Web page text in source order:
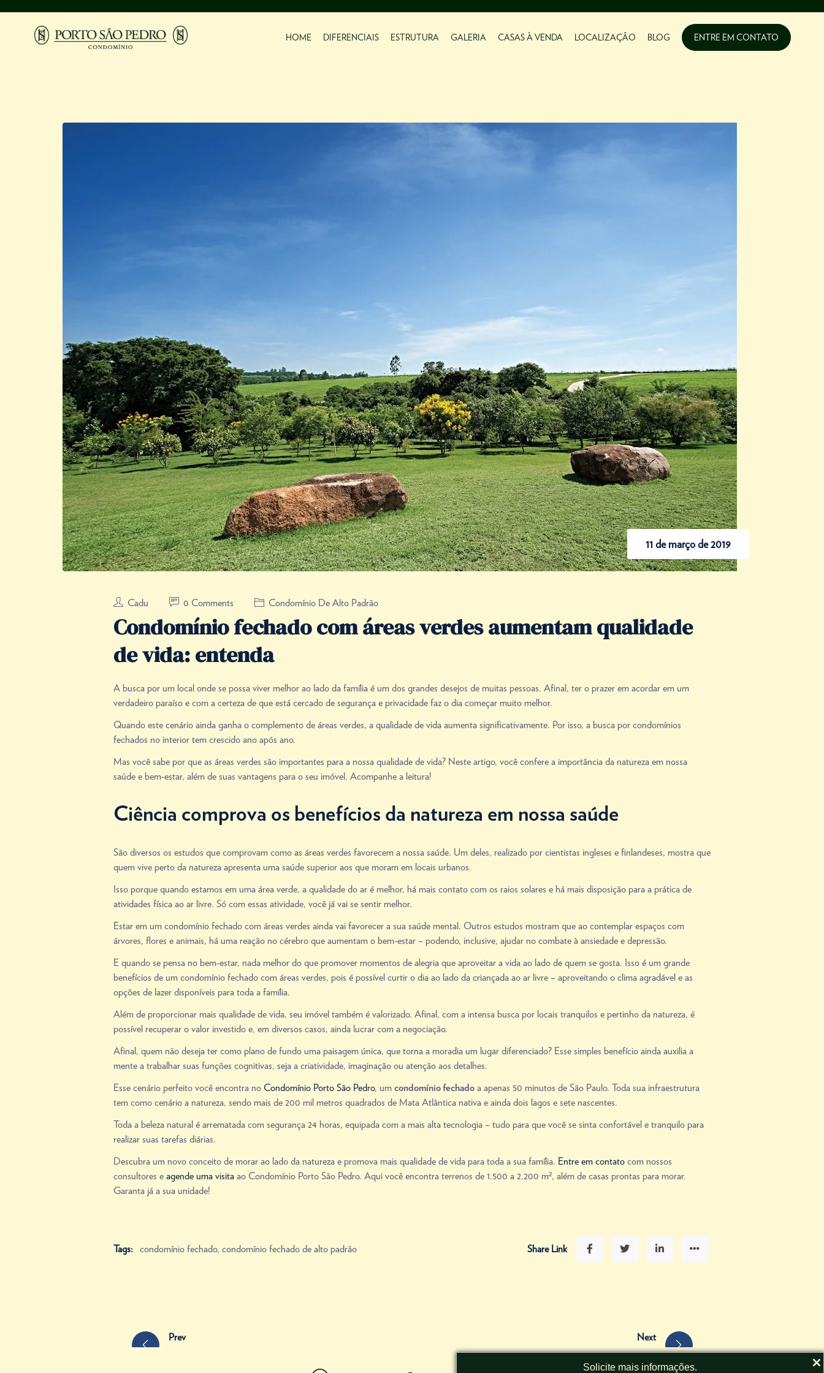
Solicite mais informações.
HOME DIFERENCIAIS ESTRUTURA GALERIA CASAS À VENDA LOCALIZAÇÃO BLOG ENTRE EM CONTATO
11 de março de 2019
Cadu 0 Comments Condomínio De Alto Padrão
Condomínio fechado com áreas verdes aumentam qualidade
de vida: entenda
A busca por um local onde se possa viver melhor ao lado da família é um dos grandes desejos de muitas pessoas. Afinal, ter o prazer em acordar em um
verdadeiro paraíso e com a certeza de que está cercado de segurança e privacidade faz o dia começar muito melhor.
Quando este cenário ainda ganha o complemento de áreas verdes, a qualidade de vida aumenta significativamente. Por isso, a busca por condomínios
fechados no interior tem crescido ano após ano.
Mas você sabe por que as áreas verdes são importantes para a nossa qualidade de vida? Neste artigo, você confere a importância da natureza em nossa
saúde e bem-estar, além de suas vantagens para o seu imóvel. Acompanhe a leitura!
Ciência comprova os benefícios da natureza em nossa saúde
São diversos os estudos que comprovam como as áreas verdes favorecem a nossa saúde. Um deles, realizado por cientistas ingleses e finlandeses, mostra que
quem vive perto da natureza apresenta uma saúde superior aos que moram em locais urbanos.
Isso porque quando estamos em uma área verde, a qualidade do ar é melhor, há mais contato com os raios solares e há mais disposição para a prática de
atividades física ao ar livre. Só com essas atividade, você já vai se sentir melhor.
Estar em um condomínio fechado com áreas verdes ainda vai favorecer a sua saúde mental. Outros estudos mostram que ao contemplar espaços com
árvores, flores e animais, há uma reação no cérebro que aumentam o bem-estar – podendo, inclusive, ajudar no combate à ansiedade e depressão.
E quando se pensa no bem-estar, nada melhor do que promover momentos de alegria que aproveitar a vida ao lado de quem se gosta. Isso é um grande
benefícios de um condomínio fechado com áreas verdes, pois é possível curtir o dia ao lado da criançada ao ar livre – aproveitando o clima agradável e as
opções de lazer disponíveis para toda a família.
Além de proporcionar mais qualidade de vida, seu imóvel também é valorizado. Afinal, com a intensa busca por locais tranquilos e pertinho da natureza, é
possível recuperar o valor investido e, em diversos casos, ainda lucrar com a negociação.
Afinal, quem não deseja ter como plano de fundo uma paisagem única, que torna a moradia um lugar diferenciado? Esse simples benefício ainda auxilia a
mente a trabalhar suas funções cognitivas, seja a criatividade, imaginação ou atenção aos detalhes.
Esse cenário perfeito você encontra no Condomínio Porto São Pedro, um condomínio fechadoa apenas 50 minutos de São Paulo. Toda sua infraestrutura
tem como cenário a natureza, sendo mais de 200 mil metros quadrados de Mata Atlântica nativa e ainda dois lagos e sete nascentes.
Toda a beleza natural é arrematada com segurança 24 horas, equipada com a mais alta tecnologia – tudo para que você se sinta confortável e tranquilo para
realizar suas tarefas diárias.
Descubra um novo conceito de morar ao lado da natureza e promova mais qualidade de vida para toda a sua família. Entre em contatocom nossos
consultores e agende uma visitaao Condomínio Porto São Pedro. Aqui você encontra terrenos de 1.500 a 2.200 m², além de casas prontas para morar.
Garanta já a sua unidade!
Tags: condomínio fechado, condomínio fechado de alto padrão Share Link
Prev
Next
5 tipos de piso para uma casa de luxo perfeita